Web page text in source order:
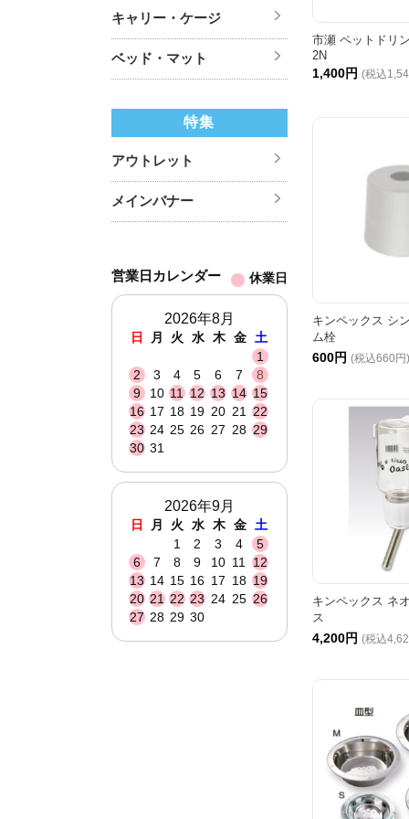
市瀬 ペットドリ
2N
1,400円 (税込
キンペックス シ
ム栓
600円 (税込660円)
キンペックス ネ
ス
4,200円 (税込
キャリー・ケージ
ベッド・マット
特集
アウトレット
メインバナー
営業日カレンダー 休業日
2026年8月
日 月 火 水 木 金
土
1
2
3 4 5 6 7
8
9
10 11 12 13 14 15
16 17 18 19 20 21 22
23 24 25 26 27 28 29
30 31
2026年9月
日 月 火 水 木 金
土
1
2 3 4
5
6
7 8 9 10 11
12
13 14 15 16 17 18 19
20 21 22 23 24 25 26
27 28 29 30